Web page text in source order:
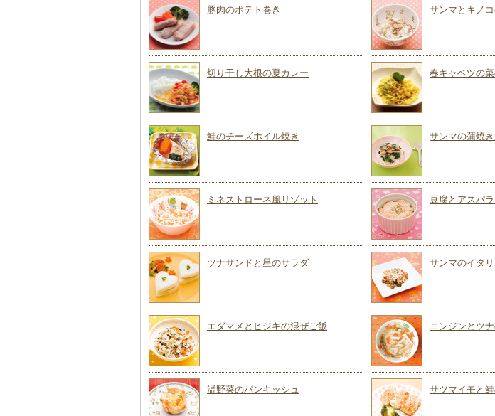
豚肉のポテト巻き サンマとキノ
切り干し大根の夏カレー 春キャベツの
鮭のチーズホイル焼き サンマの蒲焼
ミネストローネ風リゾット 豆腐とアスパ
ツナサンドと星のサラダ サンマのイタ
エダマメとヒジキの混ぜご飯 ニンジンとツ
温野菜のパンキッシュ サツマイモと